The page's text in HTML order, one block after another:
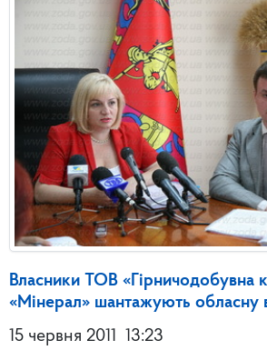
Власники ТОВ «Гірничодобувна
«Мінерал» шантажують обласну
15 червня 2011
13:23